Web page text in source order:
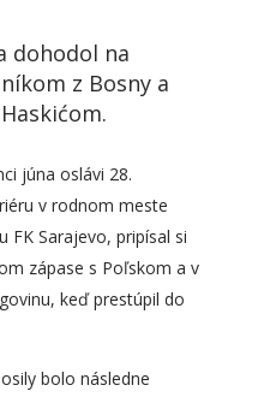
dohodol na
z Bosny a
júna oslávi 28.
v rodnom meste
FK Sarajevo, pripísal si
zápase s Poľskom a v
keď prestúpil do
bolo následne